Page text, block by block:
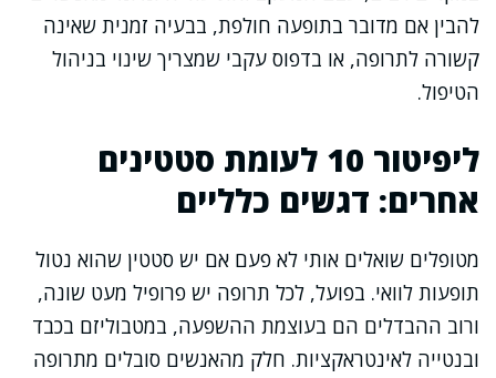
להבין אם מדובר בתופעה חולפת, בבעיה זמנית שאינה
קשורה לתרופה, או בדפוס עקבי שמצריך שינוי בניהול
הטיפול.
ליפיטור 10 לעומת סטטינים
אחרים: דגשים כלליים
מטופלים שואלים אותי לא פעם אם יש סטטין שהוא נטול
תופעות לוואי. בפועל, לכל תרופה יש פרופיל מעט שונה,
ורוב ההבדלים הם בעוצמת ההשפעה, במטבוליזם בכבד
ובנטייה לאינטראקציות. חלק מהאנשים סובלים מתרופה